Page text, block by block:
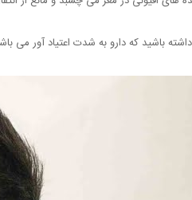
داشته باشید که دارو به شدت اعتیاد